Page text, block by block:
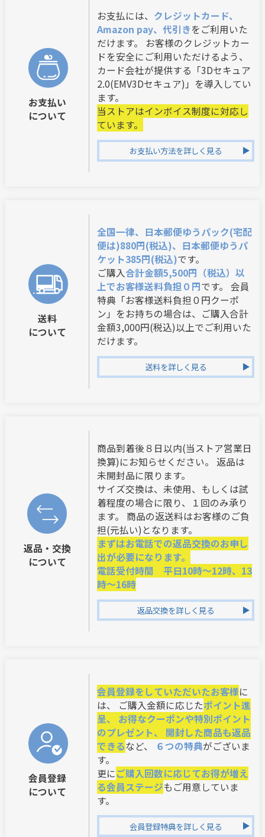
お支払い
について
お支払には、 クレジットカード、
Amazon pay、代引きをご利用いた
だけます。 お客様のクレジットカー
ドを安全にご利用いただけるよう、
カード会社が提供する「3Dセキュア
2.0(EMV3Dセキュア)」を導入してい
ます。
当ストアはインボイス制度に対応し
ています。
お支払い方法を詳しく見る
送料
について
全国一律、日本郵便ゆうパック(宅配
便は)880円(税込)、日本郵便ゆうパ
ケット385円(税込)です。
ご購入合計金額5,500円（税込）以
上でお客様送料負担０円です。 会員
特典「お客様送料負担０円クーポ
ン」をお持ちの場合は、ご購入合計
金額3,000円(税込)以上でご利用いた
だけます。
送料を詳しく見る
返品・交換
について
商品到着後８日以内(当ストア営業日
換算)にお知らせください。 返品は
未開封品に限ります。
サイズ交換は、未使用、もしくは試
着程度の場合に限り、１回のみ承り
ます。 商品の返送料はお客様のご負
担(元払い)となります。
まずはお電話での返品交換のお申し
出が必要になります。
電話受付時間 平日10時～12時、13
時～16時
返品交換を詳しく見る
会員登録
について
会員登録をしていただいたお客様に
は、 ご購入金額に応じたポイント進
呈、 お得なクーポンや特別ポイント
のプレゼント、 開封した商品も返品
できるなど、 ６つの特典がございま
す。
更にご購入回数に応じてお得が増え
る会員ステージもご用意していま
す。
会員登録特典を詳しく見る